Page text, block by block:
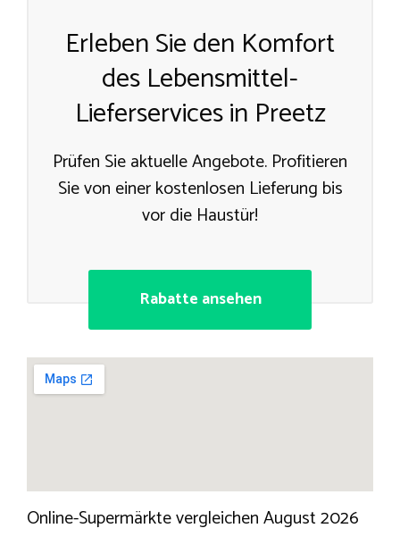
Erleben Sie den Komfort
des Lebensmittel-
Lieferservices in Preetz
Prüfen Sie aktuelle Angebote. Profitieren
Sie von einer kostenlosen Lieferung bis
vor die Haustür!
Rabatte ansehen
Online-Supermärkte vergleichen August 2026